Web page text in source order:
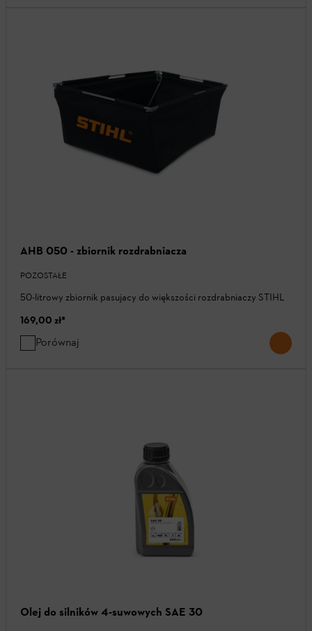
AHB 050 - zbiornik rozdrabniacza
POZOSTAŁE
50-litrowy zbiornik pasujacy do większości rozdrabniaczy STIHL
169,00 zł*
Porównaj
Olej do silników 4-suwowych SAE 30